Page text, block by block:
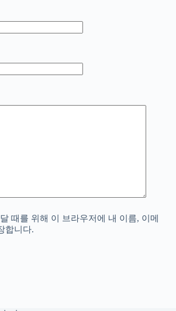
때를 위해 이 브라우저에 내 이름, 이메
합니다.